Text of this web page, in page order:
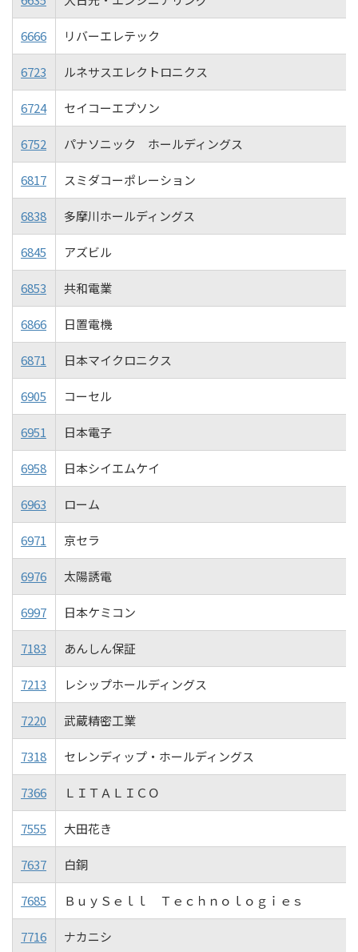
6666 リバーエレテック
6723 ルネサスエレクトロニクス
6724 セイコーエプソン
6752 パナソニック ホールディングス
6817 スミダコーポレーション
6838 多摩川ホールディングス
6845 アズビル
6853 共和電業
6866 日置電機
6871 日本マイクロニクス
6905 コーセル
6951 日本電子
6958 日本シイエムケイ
6963 ローム
6971 京セラ
6976 太陽誘電
6997 日本ケミコン
7183 あんしん保証
7213 レシップホールディングス
7220 武蔵精密工業
7318 セレンディップ・ホールディングス
7366 ＬＩＴＡＬＩＣＯ
7555 大田花き
7637 白銅
7685 ＢｕｙＳｅｌｌ Ｔｅｃｈｎｏｌｏｇｉｅｓ
7716 ナカニシ